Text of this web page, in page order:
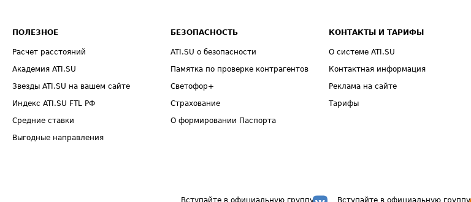
ПОЛЕЗНОЕ
Расчет расстояний
Академия ATI.SU
Звезды ATI.SU на вашем сайте
Индекс ATI.SU FTL РФ
Средние ставки
Выгодные направления
БЕЗОПАСНОСТЬ
ATI.SU о безопасности
Памятка по проверке контрагентов
Светофор+
Страхование
О формировании Паспорта
КОНТАКТЫ И ТАРИФЫ
О системе ATI.SU
Контактная информация
Реклама на сайте
Тарифы
Вступайте в официальную группу Вступайте в официальную группу